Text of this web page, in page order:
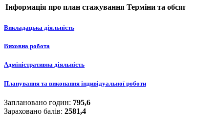
Інформація про план стажування Терміни та обсяг
Викладацька діяльність
Виховна робота
Адміністративна діяльність
Планування та виконання індивідуальної роботи
Заплановано годин: 795,6
Зараховано балів: 2581,4